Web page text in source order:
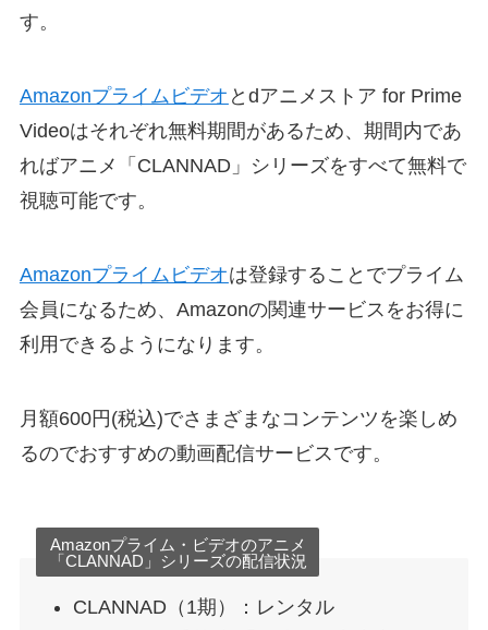
す。
Amazonプライムビデオ とdアニメストア for Prime
Videoはそれぞれ無料期間があるため、期間内であ
ればアニメ「CLANNAD」シリーズをすべて無料で
視聴可能です。
Amazonプライムビデオは登録することでプライム
会員になるため、Amazonの関連サービスをお得に
利用できるようになります。
月額600円(税込)でさまざまなコンテンツを楽しめ
るのでおすすめの動画配信サービスです。
Amazonプライム・ビデオのアニメ
「CLANNAD」シリーズの配信状況
CLANNAD（1期）：レンタル